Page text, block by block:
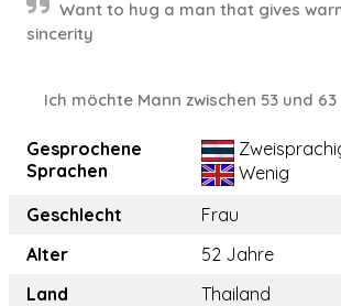
Want to hug a man that gives
sincerity
Ich möchte Mann zwischen 53 und
Gesprochene
Sprachen
Wenig
Geschlecht
Frau
Alter
52 Jahre
Land
Thailand